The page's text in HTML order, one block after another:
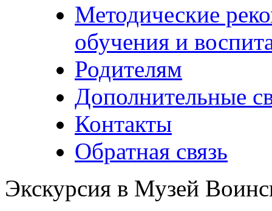
Методические
обучения и
Родителям
Дополнительные
Контакты
Обратная связь
Экскурсия в Музей